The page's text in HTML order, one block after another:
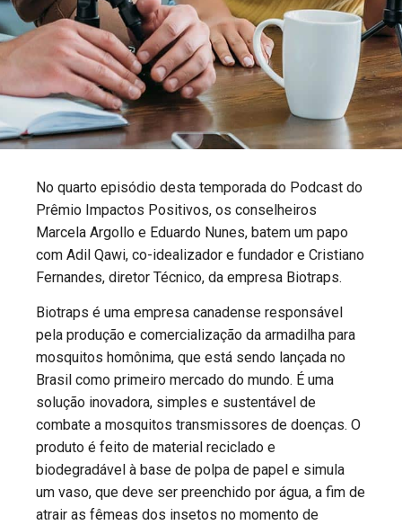
No quarto episódio desta temporada do Podcast do
Prêmio Impactos Positivos, os conselheiros
Marcela Argollo e Eduardo Nunes, batem um papo
com Adil Qawi, co-idealizador e fundador e Cristiano
Fernandes, diretor Técnico, da empresa Biotraps.
Biotraps é uma empresa canadense responsável
pela produção e comercialização da armadilha para
mosquitos homônima, que está sendo lançada no
Brasil como primeiro mercado do mundo. É uma
solução inovadora, simples e sustentável de
combate a mosquitos transmissores de doenças. O
produto é feito de material reciclado e
biodegradável à base de polpa de papel e simula
um vaso, que deve ser preenchido por água, a fim de
atrair as fêmeas dos insetos no momento de